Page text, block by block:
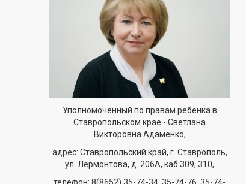
Уполномоченный по правам ребенка в
Ставропольском крае - Светлана
Викторовна Адаменко,
адрес: Ставропольский край, г. Ставрополь,
ул. Лермонтова, д. 206А, каб.309, 310,